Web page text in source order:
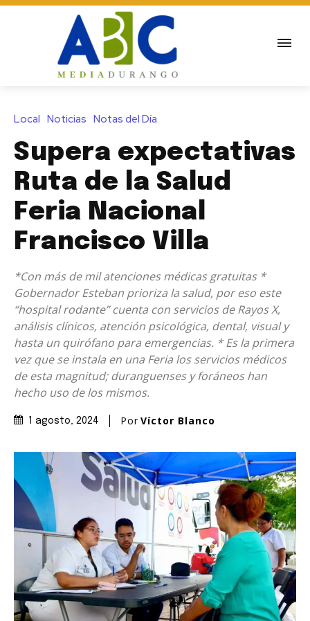
Local Noticias Notas del Día
Supera expectativas
Ruta de la Salud
Feria Nacional
Francisco Villa
*Con más de mil atenciones médicas gratuitas *
Gobernador Esteban prioriza la salud, por eso este
“hospital rodante” cuenta con servicios de Rayos X,
análisis clínicos, atención psicológica, dental, visual y
hasta un quirófano para emergencias. * Es la primera
vez que se instala en una Feria los servicios médicos
de esta magnitud; duranguenses y foráneos han
hecho uso de los mismos.
1 agosto, 2024 PorVíctor Blanco